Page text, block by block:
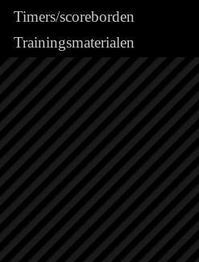
Timers/scoreborden
Trainingsmaterialen